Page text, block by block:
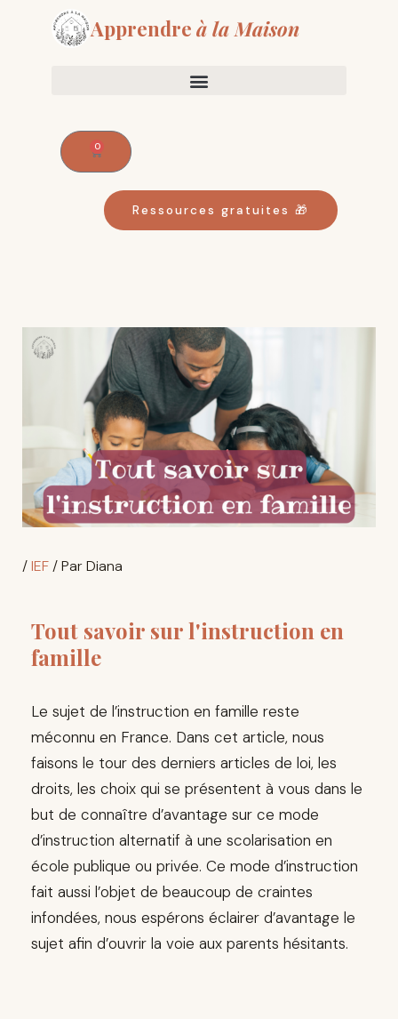
Apprendre à la Maison
0
Panier
Ressources gratuites 🎁
/IEF/ ParDiana
Tout savoir sur l'instruction en
famille
Le sujet de l’instruction en famille reste
méconnu en France. Dans cet article, nous
faisons le tour des derniers articles de loi, les
droits, les choix qui se présentent à vous dans le
but de connaître d’avantage sur ce mode
d’instruction alternatif à une scolarisation en
école publique ou privée. Ce mode d’instruction
fait aussi l’objet de beaucoup de craintes
infondées, nous espérons éclairer d’avantage le
sujet afin d’ouvrir la voie aux parents hésitants.